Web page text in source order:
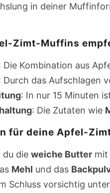
in deiner
Zimt-Muffins
Die Kombination aus
Durch das Aufschlagen
: In nur 15 Minuten
: Die Zutaten wie
für deine Apfel-
du die weiche Butter
Mehl und das
Schluss vorsichtig